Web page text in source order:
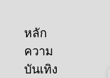
หลัก
ความ
บันเทิง